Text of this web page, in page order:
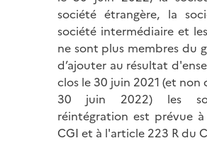
société étrangère, la
société intermédiaire et
ne sont plus membres du
d’ajouter au résultat
clos le 30 juin 2021 (et non
30 juin 2022) les
réintégration est prévue
CGI et à l'article 223 R du